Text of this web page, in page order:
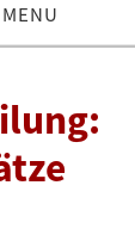
MENU